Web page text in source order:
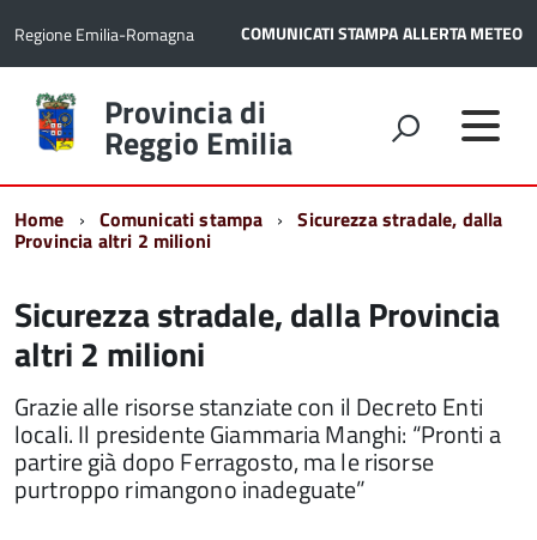
Regione Emilia-Romagna COMUNICATI STAMPAALLERTA METEO
Torna
alla
home
Provincia di
Reggio Emilia
Home Comunicati stampa Sicurezza stradale, dalla
Provincia altri 2 milioni
Sicurezza stradale, dalla Provincia
altri 2 milioni
Grazie alle risorse stanziate con il Decreto Enti
locali. Il presidente Giammaria Manghi: “Pronti a
partire già dopo Ferragosto, ma le risorse
purtroppo rimangono inadeguate”